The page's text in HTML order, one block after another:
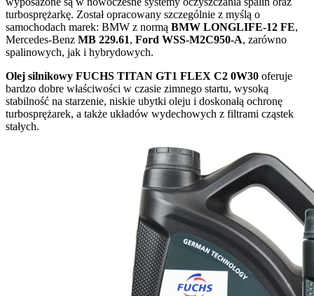
turbosprężarkę. Został opracowany szczególnie z myślą o
samochodach marek: BMW z normą BMW LONGLIFE-12 FE,
Mercedes-Benz MB 229.61, Ford WSS-M2C950-A, zarówno
spalinowych, jak i hybrydowych.
Olej silnikowy FUCHS TITAN GT1 FLEX C2 0W30 oferuje
bardzo dobre właściwości w czasie zimnego startu, wysoką
stabilność na starzenie, niskie ubytki oleju i doskonałą ochronę
turbosprężarek, a także układów wydechowych z filtrami cząstek
stałych.